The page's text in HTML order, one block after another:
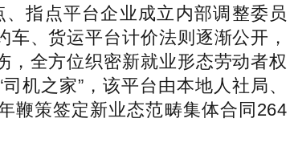
指点平台企业成立内部调整委员
、货运平台计价法则逐渐公开，
，全方位织密新就业形态劳动者权
机之家”，该平台由本地人社局、
鞭策签定新业态范畴集体合同264